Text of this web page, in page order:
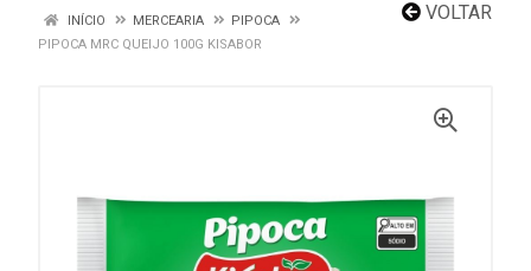
VOLTAR
INÍCIO MERCEARIA
PIPOCA
PIPOCA MRC QUEIJO 100G KISABOR